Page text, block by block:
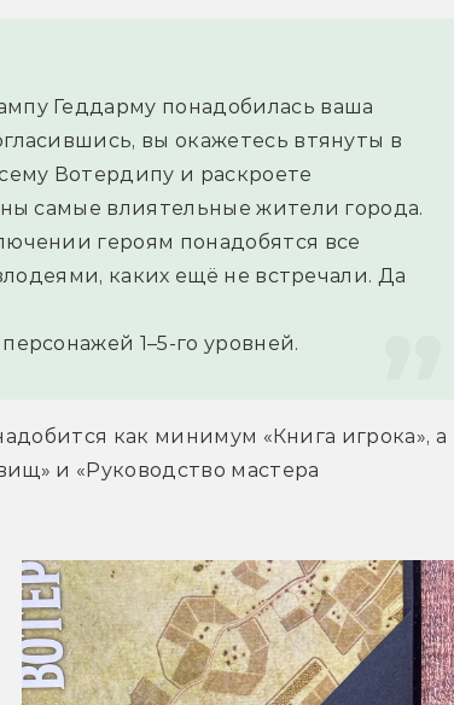
Геддарму понадобилась ваша
вы окажетесь втянуты в
Вотердипу и раскроете
самые влиятельные жители города.
героям понадобятся все
каких ещё не встречали. Да
1–5-го уровней.
как минимум «Книга игрока», а
и «Руководство мастера